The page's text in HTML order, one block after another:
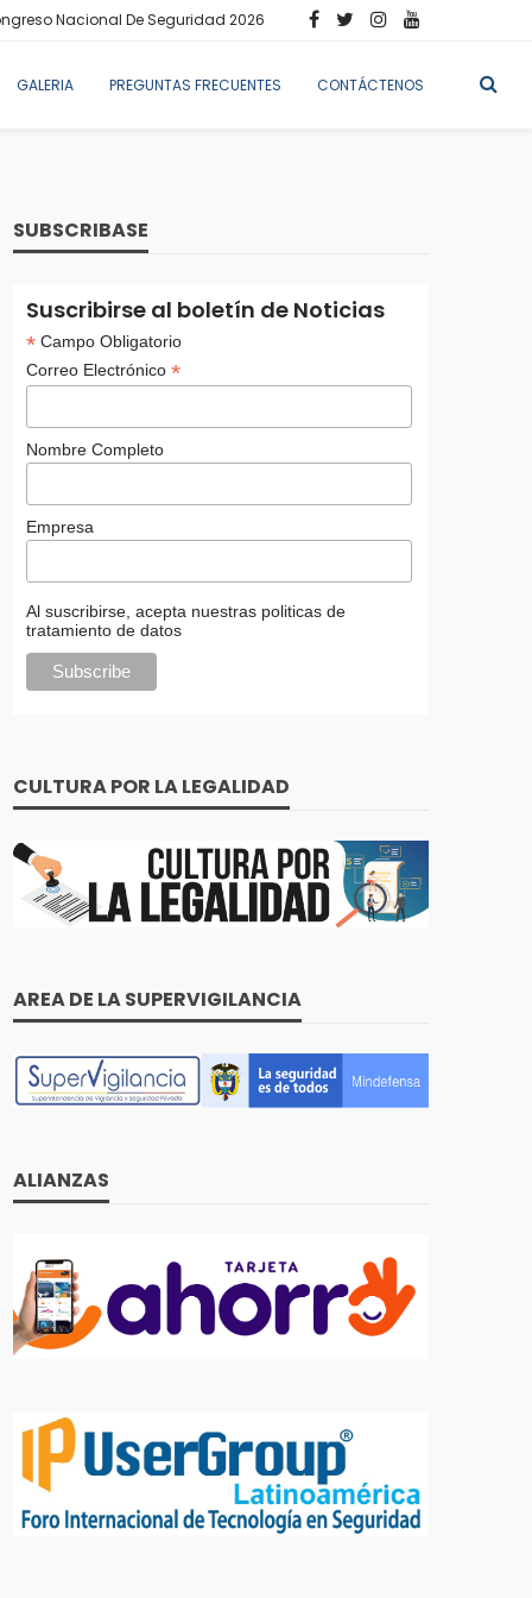
Nacional De Seguridad 2026
GALERIA PREGUNTAS FRECUENTES CONTÁCTENOS
SUBSCRIBASE
Suscribirse al boletín de Noticias
*Campo Obligatorio
Correo Electrónico *
Nombre Completo
Empresa
Al suscribirse, acepta nuestras politicas de
tratamiento de datos
CULTURA POR LA LEGALIDAD
AREA DE LA SUPERVIGILANCIA
ALIANZAS